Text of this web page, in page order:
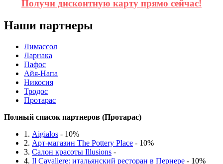
Получи дисконтную карту прямо сейчас!
Наши партнеры
Лимассол
Ларнака
Пафос
Айя-Напа
Никосия
Тродос
Протарас
Полный список партнеров (Протарас)
1. Aigialos - 10%
2. Aрт-магазин The Pottery Place - 10%
3. Cалон красоты Illusions -
4. Il Cavaliere: итальянский ресторан в Пернере - 10%